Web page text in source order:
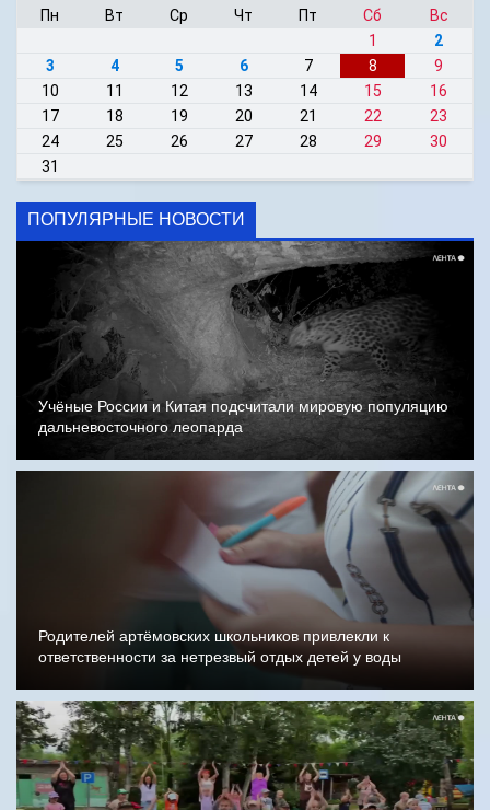
Пн Вт Ср Чт Пт Сб
Вс
1
2
3
4 5 6 7 8
9
10
11 12 13 14 15
16
17
18 19 20 21 22
23
24
25 26 27 28 29
30
31
ПОПУЛЯРНЫЕ НОВОСТИ
Учёные России и Китая подсчитали мировую популяцию
дальневосточного леопарда
Родителей артёмовских школьников привлекли к
ответственности за нетрезвый отдых детей у воды